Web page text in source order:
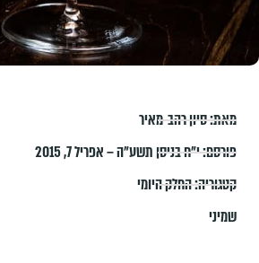
מאת:סיון רהב-מאיר
פורסם:י״ח בניסן תשע״ה – אפריל 7, 2015
קטגוריה:החלק היומי
שמיני